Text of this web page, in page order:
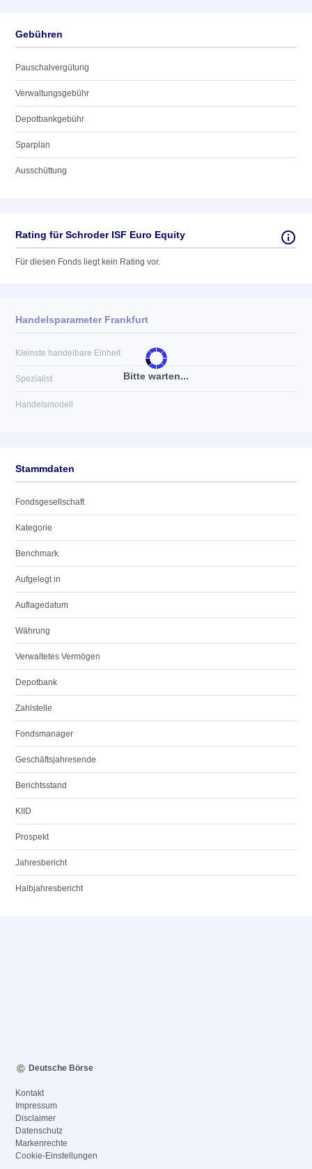
Gebühren
Pauschalvergütung
Verwaltungsgebühr
Depotbankgebühr
Sparplan
Ausschüttung
Rating für Schroder ISF Euro Equity
Für diesen Fonds liegt kein Rating vor.
Bitte warten...
Handelsparameter Frankfurt
Kleinste handelbare Einheit
Spezialist
Handelsmodell
Stammdaten
Fondsgesellschaft
Kategorie
Benchmark
Aufgelegt in
Auflagedatum
Währung
Verwaltetes Vermögen
Depotbank
Zahlstelle
Fondsmanager
Geschäftsjahresende
Berichtsstand
KIID
Prospekt
Jahresbericht
Halbjahresbericht
Deutsche Börse
Kontakt
Impressum
Disclaimer
Datenschutz
Markenrechte
Cookie-Einstellungen